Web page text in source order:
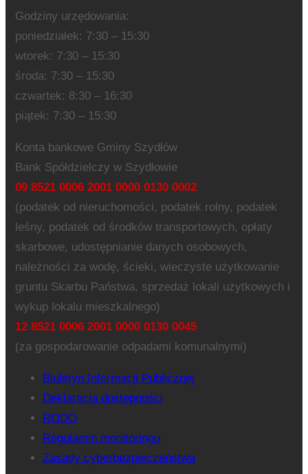
Godziny urzędowania:
poniedziałek: 7:30 – 15:30
wtorek: 7:30 – 15:30
środa: 7:30 – 15:30
czwartek: 8:30 – 16:30
piątek: 7:30 – 15:30
Konta bankowe Gminy Szydłów
Bank Spółdzielczy w Szydłowie
09 8521 0006 2001 0000 0130 0002
(podatek od nieruchomości, podatek rolny, podatek
leśny, podatek od środków transportowych, opłaty
skarbowe, udostępnianie danych osobowych,
należności za wodę, ścieki, wieczyste użytkowanie
gruntu Skarbu Państwa, sprzedaż lokali użytkowych i
wykup lokalu mieszkalnego)
12 8521 0006 2001 0000 0130 0045
(za gospodarowanie odpadami komunalnymi)
Biuletyn Informacji Publicznej
Deklaracja dostępności
RODO
Regulamin monitoringu
Zasady cyberbezpieczeństwa